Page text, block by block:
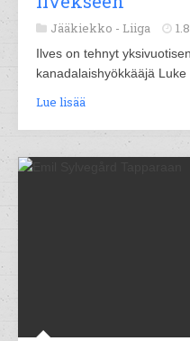
Jääkiekko - Liiga
Ilves on tehnyt
kanadalaishyökkääjä Luke
Lue lisää